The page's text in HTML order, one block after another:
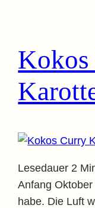
Lesedauer 2
Anfang
habe. Die Luft